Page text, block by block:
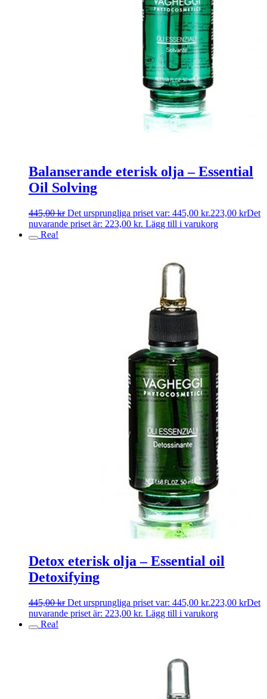
Balanserande eterisk olja – Essential
Oil Solving
445,00kr Det ursprungliga priset var: 445,00 kr.223,00 krDet
nuvarande priset är: 223,00 kr. Lägg till i varukorg
Rea!
Detox eterisk olja – Essential oil
Detoxifying
445,00kr Det ursprungliga priset var: 445,00 kr.223,00 krDet
nuvarande priset är: 223,00 kr. Lägg till i varukorg
Rea!